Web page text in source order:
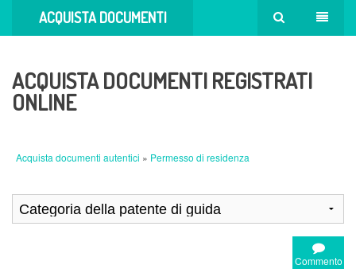
ACQUISTA DOCUMENTI
ACQUISTA DOCUMENTI REGISTRATI
ONLINE
Acquista documenti autentici » Permesso di residenza
Commento